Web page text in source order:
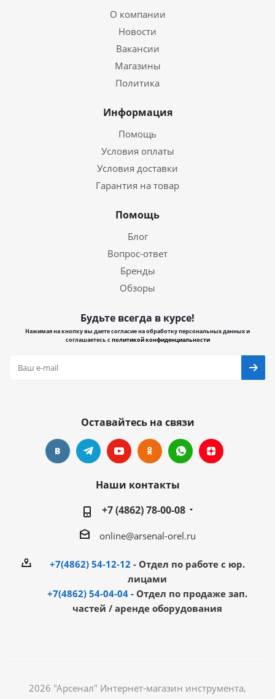
О компании
Новости
Вакансии
Магазины
Политика
Информация
Помощь
Условия оплаты
Условия доставки
Гарантия на товар
Помощь
Блог
Вопрос-ответ
Бренды
Обзоры
Будьте всегда в курсе!
Нажимая на кнопку вы даете согласие на обработку персональных данных и
соглашаетесь сполитикой конфиденциальности
Оставайтесь на связи
Наши контакты
+7 (4862) 78-00-08
online@arsenal-orel.ru
+7(4862) 54-12-12 - Отдел по работе с юр.
лицами
+7(4862) 54-04-04 - Отдел по продаже зап.
частей / аренде оборудования
2026 "Арсенал" Интернет-магазин инструмента,